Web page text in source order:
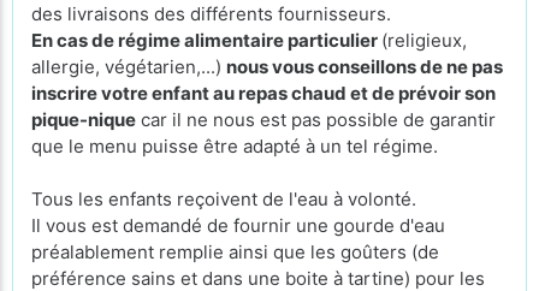
des livraisons des différents fournisseurs.
En cas de régime alimentaire particulier (religieux,
allergie, végétarien,...) nous vous conseillons de ne pas
inscrire votre enfant au repas chaud et de prévoir son
pique-nique car il ne nous est pas possible de garantir
que le menu puisse être adapté à un tel régime.
Tous les enfants reçoivent de l'eau à volonté.
Il vous est demandé de fournir une gourde d'eau
préalablement remplie ainsi que les goûters (de
préférence sains et dans une boite à tartine) pour les